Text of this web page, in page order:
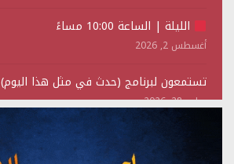
الليلة | الساعة 10:00 مساءً
أغسطس 2, 2026
تستمعون لبرنامج (حدث في مثل هذا اليوم)
يوليو 28, 2026
(نحن لا نهزم) بث مباشر